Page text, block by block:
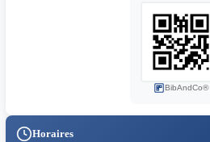
BibAndCo®
Horaires